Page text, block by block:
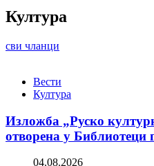
Култура
сви чланци
Вести
Култура
Изложба „Руско
отворена у Библиотеци
04.08.2026